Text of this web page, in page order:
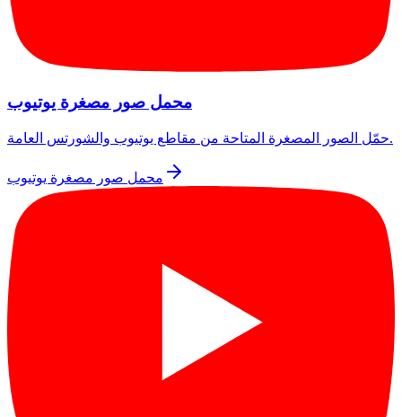
محمل صور مصغرة يوتيوب
حمّل الصور المصغرة المتاحة من مقاطع يوتيوب والشورتس العامة.
محمل صور مصغرة يوتيوب